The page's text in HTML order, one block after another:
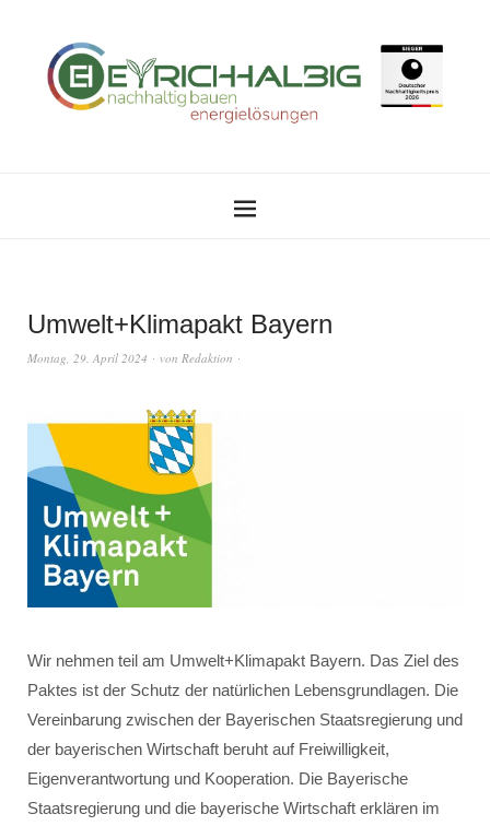
Umwelt+Klimapakt Bayern
Montag, 29. April 2024 von Redaktion
Wir nehmen teil am Umwelt+Klimapakt Bayern. Das Ziel des
Paktes ist der Schutz der natürlichen Lebensgrundlagen. Die
Vereinbarung zwischen der Bayerischen Staatsregierung und
der bayerischen Wirtschaft beruht auf Freiwilligkeit,
Eigenverantwortung und Kooperation. Die Bayerische
Staatsregierung und die bayerische Wirtschaft erklären im